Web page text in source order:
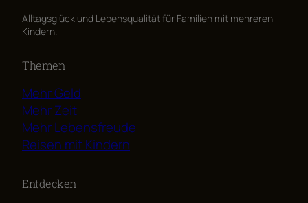
Alltagsglück und Lebensqualität für Familien mit mehreren
Kindern.
Themen
Mehr Geld
Mehr Zeit
Mehr Lebensfreude
Reisen mit Kindern
Entdecken